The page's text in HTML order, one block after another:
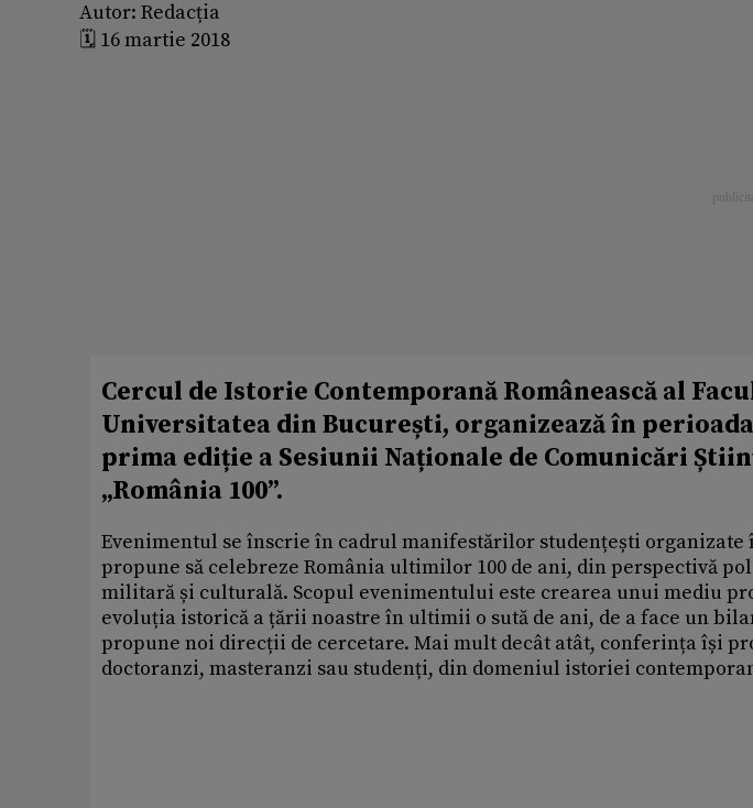
Autor: Redacția
🗓️ 16 martie 2018
Cercul de Istorie Contemporană Românească al
Universitatea din București, organizează în perioada
prima ediție a Sesiunii Naționale de Comunicări
„România 100”.
Evenimentul se înscrie în cadrul manifestărilor studențești
propune să celebreze România ultimilor 100 de ani, din perspectivă
militară și culturală. Scopul evenimentului este crearea unui mediu
evoluția istorică a țării noastre în ultimii o sută de ani, de a face un
propune noi direcții de cercetare. Mai mult decât atât, conferința își
doctoranzi, masteranzi sau studenți, din domeniul istoriei